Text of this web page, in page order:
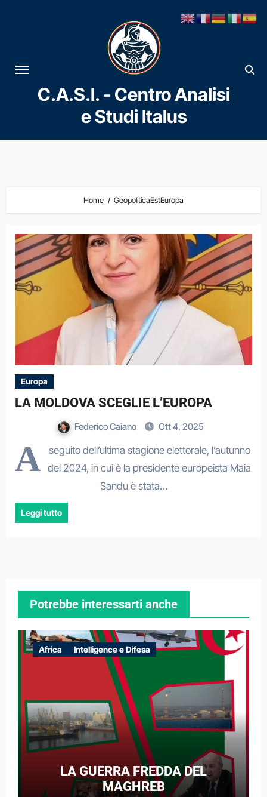
al
contenuto
C.A.S.I. - Centro Analisi
e Studi Italus
Home GeopoliticaEstEuropa
Europa
LA MOLDOVA SCEGLIE L’EUROPA
Federico Caiano Ott 4, 2025
A
seguito dell’ultima stagione elettorale, l’autunno
del 2024, in cui è la presidente europeista Maia
Sandu è stata…
Leggi tutto
Potrebbe interessarti anche
Africa Intelligence e Difesa
LA GUERRA FREDDA DEL
MAGHREB